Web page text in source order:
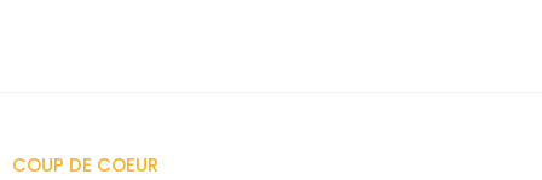
COUP DE COEUR